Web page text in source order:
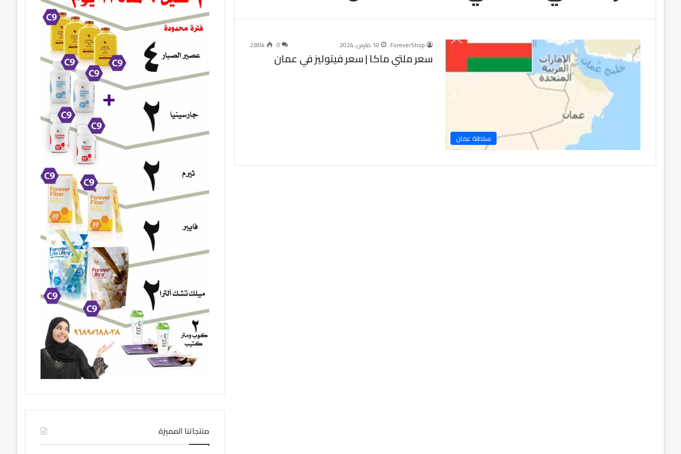
سلطنة عمان
ForeverShop 10 مارس، 2024 0 2٬804
سعر ملتي ماكا | سعر فيتوليز في عمان
منتجاتنا المميزة